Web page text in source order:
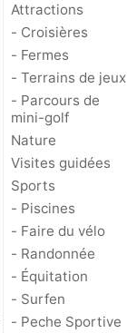
Attractions
- Croisières
- Fermes
- Terrains de jeux
- Parcours de
mini-golf
Nature
Visites guidées
Sports
- Piscines
- Faire du vélo
- Randonnée
- Équitation
- Surfen
- Peche Sportive